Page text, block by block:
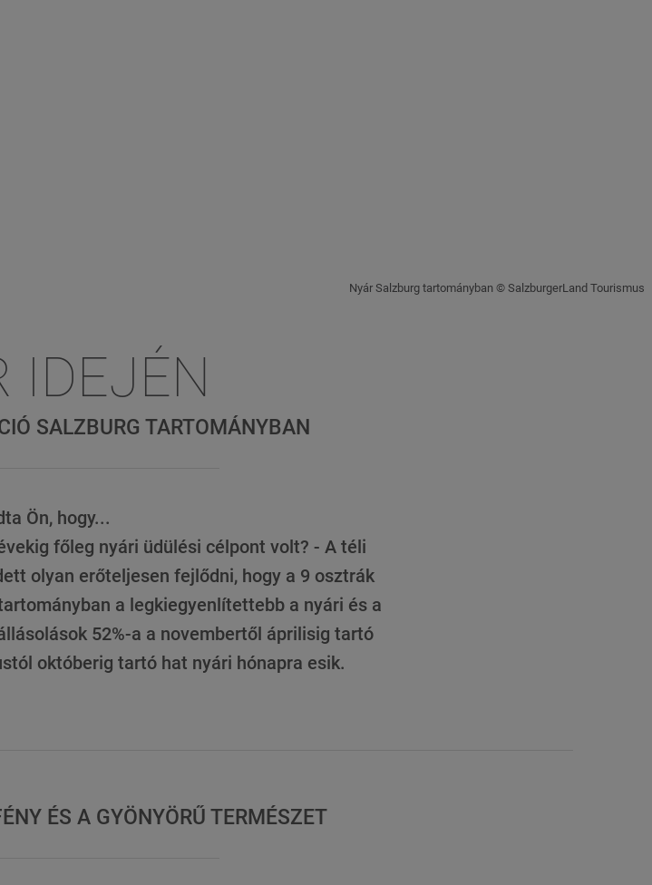
Nyár Salzburg tartományban © SalzburgerLand Tourismus
IDEJÉN
SALZBURG TARTOMÁNYBAN
Ön, hogy...
főleg nyári üdülési célpont volt? - A téli
olyan erőteljesen fejlődni, hogy a 9 osztrák
a legkiegyenlítettebb a nyári és a
52%-a a novembertől áprilisig tartó
októberig tartó hat nyári hónapra esik.
ÉS A GYÖNYÖRŰ TERMÉSZET